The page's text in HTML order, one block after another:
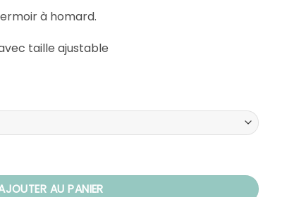
à homard.
taille ajustable
AU PANIER